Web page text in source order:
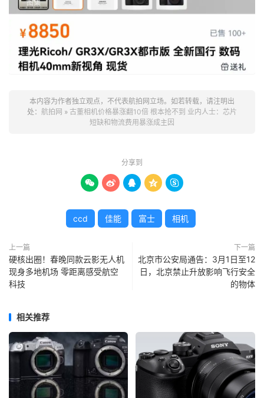
本内容为作者独立观点，不代表航拍网立场。如若转载，请注明出
处： 航拍网 » 古董相机价格暴涨翻10倍 根本抢不到 业内人士：芯片
短缺和物流费用暴涨成主因
分享到
    
ccd 佳能 富士 相机
上一篇
硬核出圈！春晚同款云影无人机
现身多地机场 零距离感受航空
科技
下一篇
北京市公安局通告：3月1日至12
日，北京禁止升放影响飞行安全
的物体
相关推荐